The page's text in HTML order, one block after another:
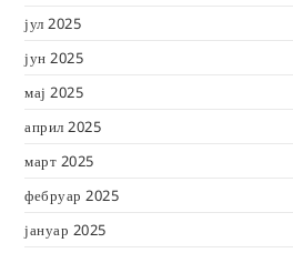
јул 2025
јун 2025
мај 2025
април 2025
март 2025
фебруар 2025
јануар 2025